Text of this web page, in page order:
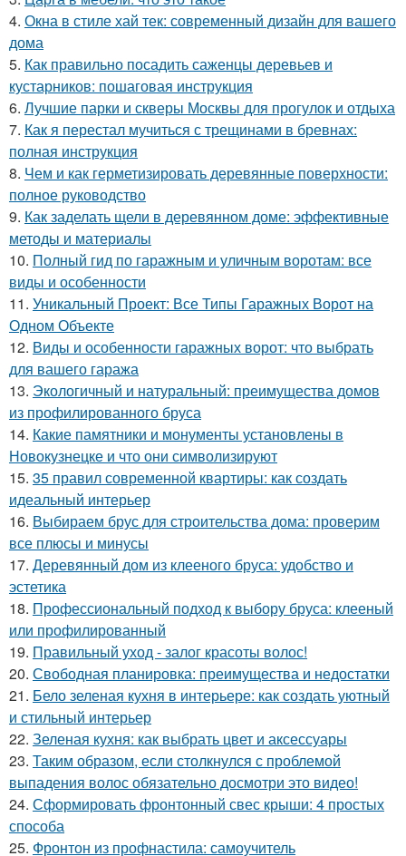
4. Окна в стиле хай тек: современный дизайн для вашего
дома
5. Как правильно посадить саженцы деревьев и
кустарников: пошаговая инструкция
6. Лучшие парки и скверы Москвы для прогулок и отдыха
7. Как я перестал мучиться с трещинами в бревнах:
полная инструкция
8. Чем и как герметизировать деревянные поверхности:
полное руководство
9. Как заделать щели в деревянном доме: эффективные
методы и материалы
10. Полный гид по гаражным и уличным воротам: все
виды и особенности
11. Уникальный Проект: Все Типы Гаражных Ворот на
Одном Объекте
12. Виды и особенности гаражных ворот: что выбрать
для вашего гаража
13. Экологичный и натуральный: преимущества домов
из профилированного бруса
14. Какие памятники и монументы установлены в
Новокузнецке и что они символизируют
15. 35 правил современной квартиры: как создать
идеальный интерьер
16. Выбираем брус для строительства дома: проверим
все плюсы и минусы
17. Деревянный дом из клееного бруса: удобство и
эстетика
18. Профессиональный подход к выбору бруса: клееный
или профилированный
19. Правильный уход - залог красоты волос!
20. Свободная планировка: преимущества и недостатки
21. Бело зеленая кухня в интерьере: как создать уютный
и стильный интерьер
22. Зеленая кухня: как выбрать цвет и аксессуары
23. Таким образом, если столкнулся с проблемой
выпадения волос обязательно досмотри это видео!
24. Сформировать фронтонный свес крыши: 4 простых
способа
25. Фронтон из профнастила: самоучитель